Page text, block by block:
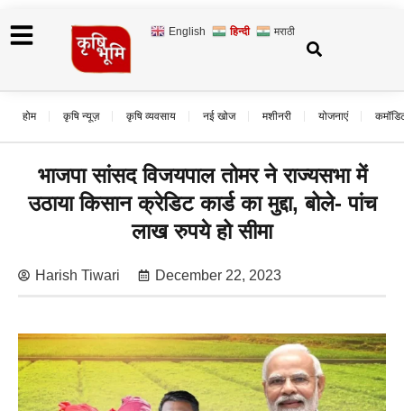
English हिन्दी मराठी
होम कृषि न्यूज़ कृषि व्यवसाय नई खोज मशीनरी योजनाएं
भाजपा सांसद विजयपाल तोमर ने राज्यसभा में
उठाया किसान क्रेडिट कार्ड का मुद्दा, बोले- पांच
लाख रुपये हो सीमा
Harish Tiwari December 22, 2023